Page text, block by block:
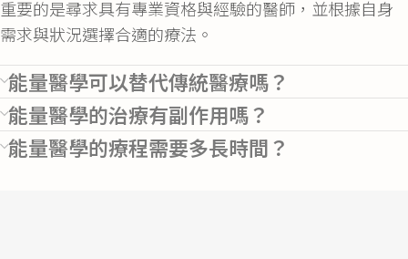
重要的是尋求具有專業資格與經驗的醫師，並根據自身
需求與狀況選擇合適的療法。
能量醫學可以替代傳統醫療嗎？
能量醫學的治療有副作用嗎？
能量醫學的療程需要多長時間？